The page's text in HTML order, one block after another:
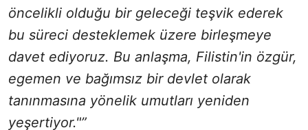
öncelikli olduğu bir geleceği teşvik ederek
bu süreci desteklemek üzere birleşmeye
davet ediyoruz. Bu anlaşma, Filistin'in özgür,
egemen ve bağımsız bir devlet olarak
tanınmasına yönelik umutları yeniden
yeşertiyor."”